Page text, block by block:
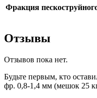
Фракция
Отзывы
Отзывов пока нет.
Будьте первым, кто
фр. 0,8-1,4 мм (мешок 25